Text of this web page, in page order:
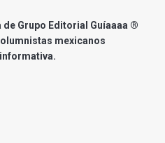
Grupo Editorial Guíaaaa ®
mexicanos